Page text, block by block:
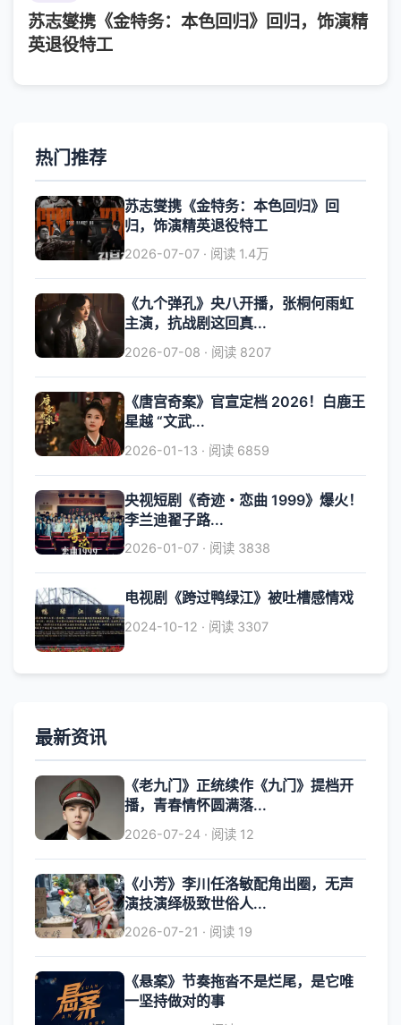
苏志燮携《金特务：本色回归》回归，饰演精
英退役特工
热门推荐
苏志燮携《金特务：本色回归》回
归，饰演精英退役特工
2026-07-07 · 阅读 1.4万
《九个弹孔》央八开播，张桐何雨虹
主演，抗战剧这回真...
2026-07-08 · 阅读 8207
《唐宫奇案》官宣定档 2026！白鹿王
星越 “文武...
2026-01-13 · 阅读 6859
央视短剧《奇迹・恋曲 1999》爆火！
李兰迪翟子路...
2026-01-07 · 阅读 3838
电视剧《跨过鸭绿江》被吐槽感情戏
2024-10-12 · 阅读 3307
最新资讯
《老九门》正统续作《九门》提档开
播，青春情怀圆满落...
2026-07-24 · 阅读 12
《小芳》李川任洛敏配角出圈，无声
演技演绎极致世俗人...
2026-07-21 · 阅读 19
《悬案》节奏拖沓不是烂尾，是它唯
一坚持做对的事